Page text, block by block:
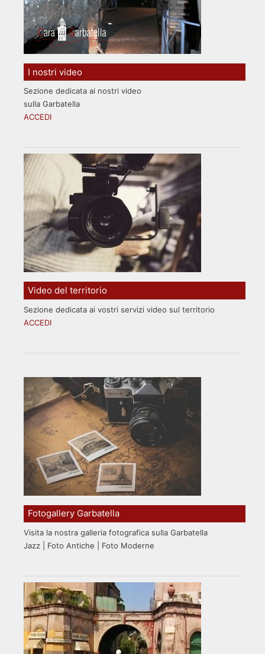
I nostri video
Sezione dedicata ai nostri video
sulla Garbatella
ACCEDI
Video del territorio
Sezione dedicata ai vostri servizi video sul territorio
ACCEDI
Fotogallery Garbatella
Visita la nostra galleria fotografica sulla Garbatella
Jazz | Foto Antiche | Foto Moderne